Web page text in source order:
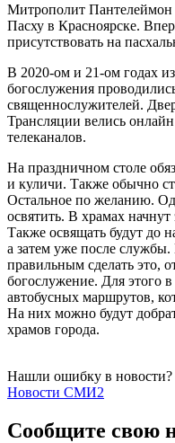
Митрополит Пантелеймон
Пасху в Красноярске.
присутствовать на
В 2020-ом и 21-ом годах
богослужения
священнослужителей.
Трансляции велись
телеканалов.
На праздничном столе
и куличи. Также обычно
Остальное по желанию.
освятить. В храмах начнут
Также освящать будут до
а затем уже после
правильным сделать это,
богослужение. Для этого
автобусных маршрутов,
На них можно будут
храмов города.
Нашли ошибку в новости?
Новости СМИ2
Сообщите свою